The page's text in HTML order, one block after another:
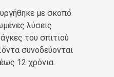
με σκοπό
λύσεις
του σπιτιού
συνοδεύονται
12 χρόνια.